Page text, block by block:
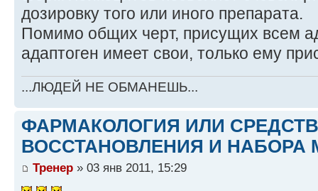
дозировку того или иного препарата.
Помимо общих черт, присущих всем
адаптоген имеет свои, только ему
...ЛЮДЕЙ НЕ ОБМАНЕШЬ...
ФАРМАКОЛОГИЯ ИЛИ
ВОССТАНОВЛЕНИЯ И НАБОРА
Тренер » 03 янв 2011, 15:29